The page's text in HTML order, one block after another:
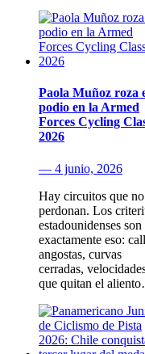
Paola Muñoz roza
podio en la Armed
Forces Cycling
2026
— 4 junio, 2026
Hay circuitos que no
perdonan. Los
estadounidenses son
exactamente eso:
angostas, curvas
cerradas,
que quitan el